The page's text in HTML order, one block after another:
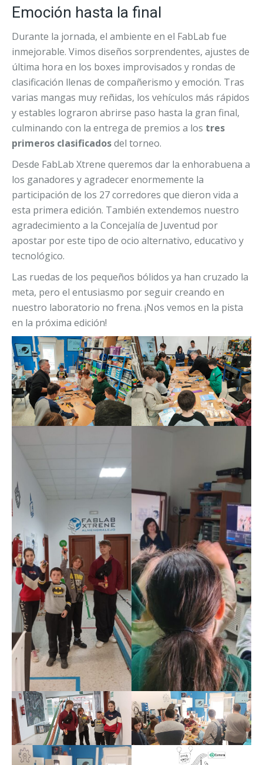
Emoción hasta la final
Durante la jornada, el ambiente en el FabLab fue
inmejorable. Vimos diseños sorprendentes, ajustes de
última hora en los boxes improvisados y rondas de
clasificación llenas de compañerismo y emoción. Tras
varias mangas muy reñidas, los vehículos más rápidos
y estables lograron abrirse paso hasta la gran final,
culminando con la entrega de premios a los tres
primeros clasificadosdel torneo.
Desde FabLab Xtrene queremos dar la enhorabuena a
los ganadores y agradecer enormemente la
participación de los 27 corredores que dieron vida a
esta primera edición. También extendemos nuestro
agradecimiento a la Concejalía de Juventud por
apostar por este tipo de ocio alternativo, educativo y
tecnológico.
Las ruedas de los pequeños bólidos ya han cruzado la
meta, pero el entusiasmo por seguir creando en
nuestro laboratorio no frena. ¡Nos vemos en la pista
en la próxima edición!